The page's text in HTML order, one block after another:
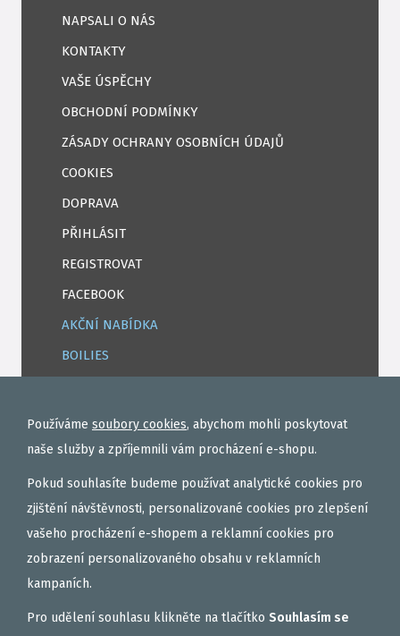
NAPSALI O NÁS
KONTAKTY
VAŠE ÚSPĚCHY
OBCHODNÍ PODMÍNKY
ZÁSADY OCHRANY OSOBNÍCH ÚDAJŮ
COOKIES
DOPRAVA
PŘIHLÁSIT
REGISTROVAT
FACEBOOK
AKČNÍ NABÍDKA
BOILIES
TEKUTÉ
OBALOVAČKY
VAŘENÝ PARTIKL
BIŽUTERIE NA MONTÁŽE
DÁRKOVÝ POUKAZ, DÁRKOVÁ KAZETA
AKČNÍ SETY
Používáme soubory cookies, abychom mohli poskytovat
naše služby a zpříjemnili vám procházení e-shopu.
Pokud souhlasíte budeme používat analytické cookies pro
zjištění návštěvnosti, personalizované cookies pro zlepšení
vašeho procházení e-shopem a reklamní cookies pro
zobrazení personalizovaného obsahu v reklamních
kampaních.
Pro udělení souhlasu klikněte na tlačítko Souhlasím se